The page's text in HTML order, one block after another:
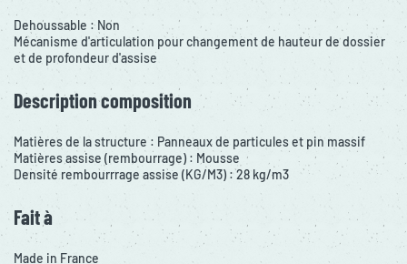
Dehoussable : Non
Mécanisme d'articulation pour changement de hauteur de dossier
et de profondeur d'assise
Description composition
Matières de la structure : Panneaux de particules et pin massif
Matières assise (rembourrage) : Mousse
Densité rembourrrage assise (KG/M3) : 28 kg/m3
Fait à
Made in France